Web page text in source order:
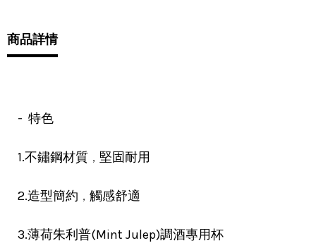
商品詳情
- 特色
1.不鏽鋼材質 ， 堅固耐用
2.造型簡約 ， 觸感舒適
3.薄荷朱利普(Mint Julep)調酒專用杯